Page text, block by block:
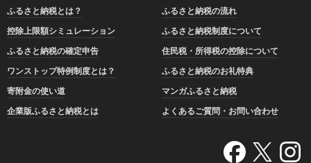
ふるさと納税とは？
ふるさと納税の流れ
控除上限額シミュレーション
ふるさと納税制度について
ふるさと納税の確定申告
住民税・所得税の控除について
ワンストップ特例制度とは？
ふるさと納税のお礼特典
寄附金の使い道
マンガふるさと納税
企業版ふるさと納税とは
よくあるご質問・お問い合わせ